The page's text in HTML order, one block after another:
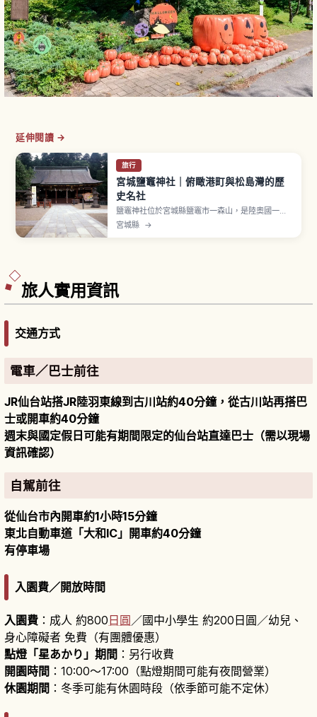
延伸閱讀 →
旅行
宮城鹽竈神社｜俯瞰港町與松島灣的歷
史名社
鹽竈神社位於宮城縣鹽竈市一森山，是陸奧國一宮
的高格調神社，當地暱稱「Shiogama-sama」。
宮城縣 →
旅人實用資訊
交通方式
電車／巴士前往
JR仙台站搭JR陸羽東線到古川站約40分鐘，從古川站再搭巴
士或開車約40分鐘
週末與國定假日可能有期間限定的仙台站直達巴士（需以現場
資訊確認）
自駕前往
從仙台市內開車約1小時15分鐘
東北自動車道「大和IC」開車約40分鐘
有停車場
入園費／開放時間
入園費 ：成人 約800日圓 ／國中小學生 約200日圓／幼兒、
身心障礙者 免費（有團體優惠）
點燈「星あかり」期間 ：另行收費
開園時間 ：10:00～17:00（點燈期間可能有夜間營業）
休園期間 ：冬季可能有休園時段（依季節可能不定休）